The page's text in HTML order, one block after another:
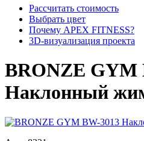
Рассчитать стоимость
Выбрать цвет
Почему APEX FITNESS?
3D-визуализация проекта
BRONZE GYM
Наклонный